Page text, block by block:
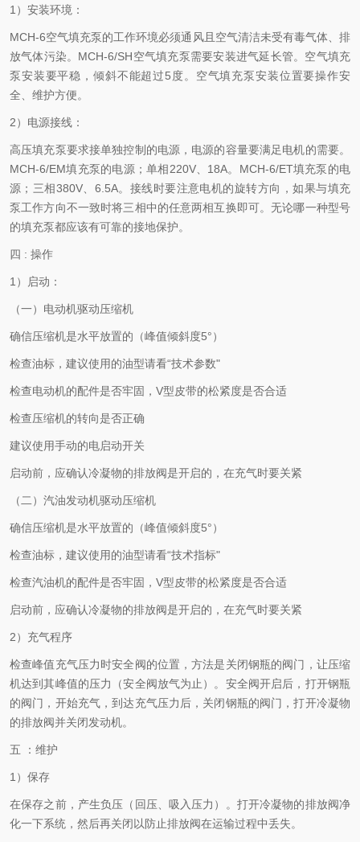
1）安装环境：
MCH-6空气填充泵的工作环境必须通风且空气清洁未受有毒气体、排
放气体污染。MCH-6/SH空气填充泵需要安装进气延长管。空气填充
泵安装要平稳，倾斜不能超过5度。空气填充泵安装位置要操作安
全、维护方便。
2）电源接线：
高压填充泵要求接单独控制的电源，电源的容量要满足电机的需要。
MCH-6/EM填充泵的电源；单相220V、18A。MCH-6/ET填充泵的电
源；三相380V、6.5A。接线时要注意电机的旋转方向，如果与填充
泵工作方向不一致时将三相中的任意两相互换即可。无论哪一种型号
的填充泵都应该有可靠的接地保护。
四 : 操作
1）启动：
（一）电动机驱动压缩机
确信压缩机是水平放置的（峰值倾斜度5°）
检查油标，建议使用的油型请看“技术参数"
检查电动机的配件是否牢固，V型皮带的松紧度是否合适
检查压缩机的转向是否正确
建议使用手动的电启动开关
启动前，应确认冷凝物的排放阀是开启的，在充气时要关紧
（二）汽油发动机驱动压缩机
确信压缩机是水平放置的（峰值倾斜度5°）
检查油标，建议使用的油型请看“技术指标"
检查汽油机的配件是否牢固，V型皮带的松紧度是否合适
启动前，应确认冷凝物的排放阀是开启的，在充气时要关紧
2）充气程序
检查峰值充气压力时安全阀的位置，方法是关闭钢瓶的阀门，让压缩
机达到其峰值的压力（安全阀放气为止）。安全阀开启后，打开钢瓶
的阀门，开始充气，到达充气压力后，关闭钢瓶的阀门，打开冷凝物
的排放阀并关闭发动机。
五 ：维护
1）保存
在保存之前，产生负压（回压、吸入压力）。打开冷凝物的排放阀净
化一下系统，然后再关闭以防止排放阀在运输过程中丢失。